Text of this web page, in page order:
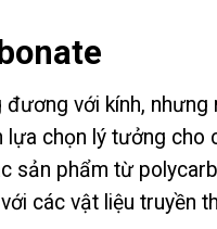
với kính, nhưng
chọn lý tưởng cho
sản phẩm từ
các vật liệu truyền